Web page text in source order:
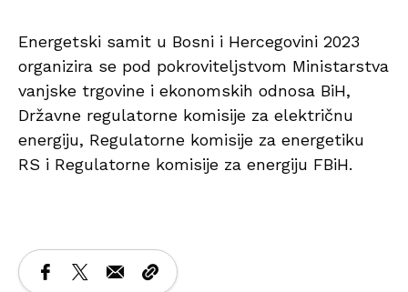
Energetski samit u Bosni i Hercegovini 2023
organizira se pod pokroviteljstvom Ministarstva
vanjske trgovine i ekonomskih odnosa BiH,
Državne regulatorne komisije za električnu
energiju, Regulatorne komisije za energetiku
RS i Regulatorne komisije za energiju FBiH.